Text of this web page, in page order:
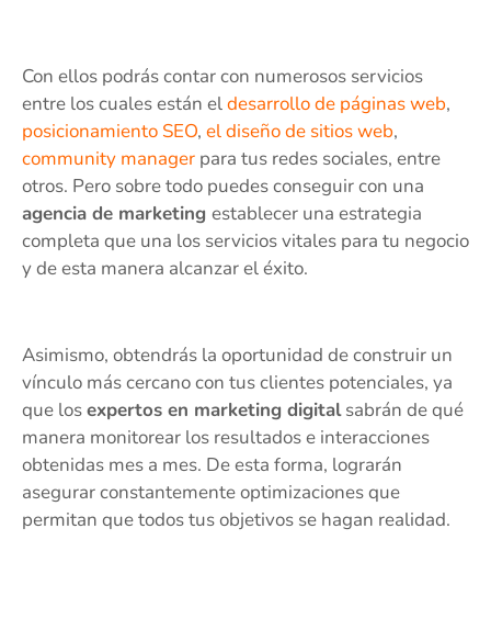
Con ellos podrás contar con numerosos servicios
entre los cuales están eldesarrollo de páginas web,
posicionamiento SEO, el diseño de sitios web,
community manager para tus redes sociales, entre
otros. Pero sobre todo puedes conseguir con una
agencia de marketing establecer una estrategia
completa que una los servicios vitales para tu negocio
y de esta manera alcanzar el éxito.
Asimismo, obtendrás la oportunidad de construir un
vínculo más cercano con tus clientes potenciales, ya
que losexpertos en marketing digitalsabrán de qué
manera monitorear los resultados e interacciones
obtenidas mes a mes. De esta forma, lograrán
asegurar constantemente optimizaciones que
permitan que todos tus objetivos se hagan realidad.